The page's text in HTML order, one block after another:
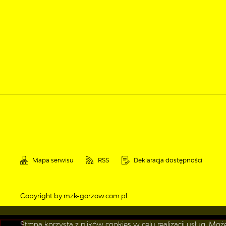
Mapa serwisu RSS Deklaracja dostępności
Copyright by mzk-gorzow.com.pl
Strona korzysta z plików cookies w celu realizacji usług.